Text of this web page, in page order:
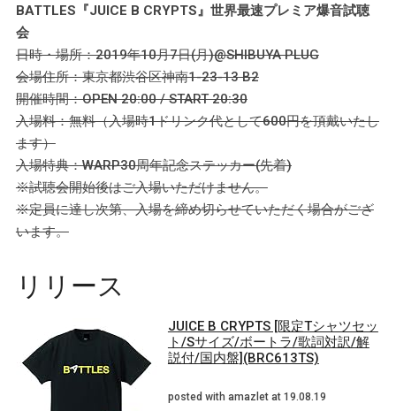
BATTLES『JUICE B CRYPTS』世界最速プレミア爆音試聴
会
日時・場所：2019年10月7日(月)@SHIBUYA PLUG
会場住所：東京都渋谷区神南1-23-13 B2
開催時間：OPEN 20:00 / START 20:30
入場料：無料（入場時1ドリンク代として600円を頂戴いたし
ます）
入場特典：WARP30周年記念ステッカー(先着)
※試聴会開始後はご入場いただけません。
※定員に達し次第、入場を締め切らせていただく場合がござ
います。
リリース
JUICE B CRYPTS [限定Tシャツセッ
ト/Sサイズ/ボートラ/歌詞対訳/解
説付/国内盤](BRC613TS)
posted with amazlet at 19.08.19